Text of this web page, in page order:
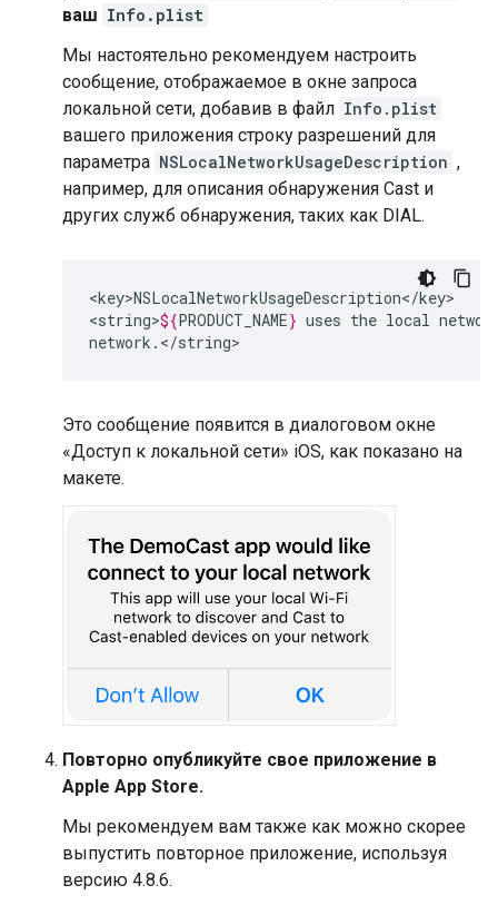
ваш Info.plist
Мы настоятельно рекомендуем настроить
сообщение, отображаемое в окне запроса
локальной сети, добавив в файл Info.plist
вашего приложения строку разрешений для
параметра NSLocalNetworkUsageDescription ,
например, для описания обнаружения Cast и
других служб обнаружения, таких как DIAL.
<key>NSLocalNetworkUsageDescription</key>
<string>${PRODUCT_NAME} uses the local
network.</string>
Это сообщение появится в диалоговом окне
«Доступ к локальной сети» iOS, как показано на
макете.
Повторно опубликуйте свое приложение в
Apple App Store.
Мы рекомендуем вам также как можно скорее
выпустить повторное приложение, используя
версию 4.8.6.